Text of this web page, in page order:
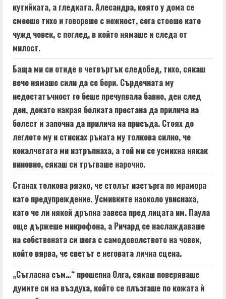
кутийката, а гледката. Алесандра, която у дома се
смееше тихо и говореше с нежност, сега стоеше като
чужд човек, с поглед, в който нямаше и следа от
милост.
Баща ми си отиде в четвъртък следобед, тихо, сякаш
вече нямаше сили да се бори. Сърдечната му
недостатъчност го беше пречупвала бавно, ден след
ден, докато накрая болката престана да прилича на
болест и започна да прилича на присъда. Стоях до
леглото му и стисках ръката му толкова силно, че
кокалчетата ми изтръпнаха, а той ми се усмихна някак
виновно, сякаш си тръгваше нарочно.
Станах толкова рязко, че столът изстърга по мрамора
като предупреждение. Усмивките наоколо увиснаха,
като че ли някой дръпна завеса пред лицата им. Паула
още държеше микрофона, а Ричард се наслаждаваше
на собствената си шега с самодоволството на човек,
който вярва, че светът е неговата лична сцена.
„Съгласна съм…“ прошепна Олга, сякаш поверяваше
думите си на въздуха, който се плъзгаше по кожата ѝ